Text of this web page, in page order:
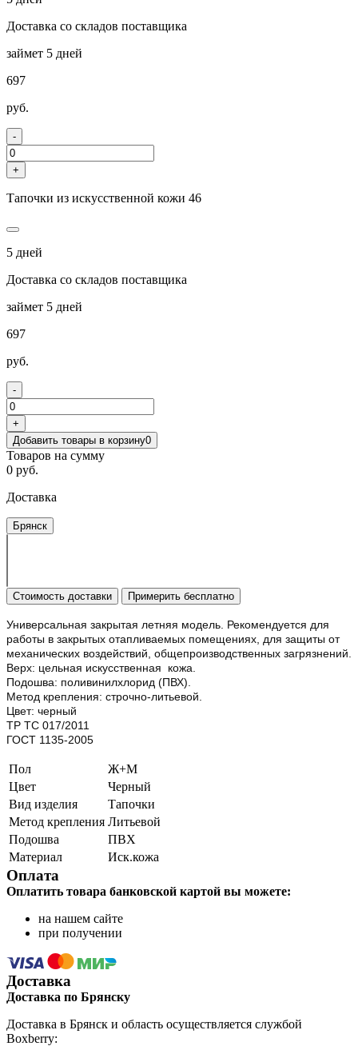
Доставка со складов поставщика
займет 5 дней
697
руб.
-
+
Тапочки из искусственной кожи 46
5 дней
Доставка со складов поставщика
займет 5 дней
697
руб.
-
+
Добавить товары в корзину0
Товаров на сумму
0 руб.
Доставка
Брянск
Стоимость доставки Примерить бесплатно
Универсальная закрытая летняя модель. Рекомендуется для
работы в закрытых отапливаемых помещениях, для защиты от
механических воздействий, общепроизводственных загрязнений.
Верх: цельная искусственная кожа.
Подошва: поливинилхлорид (ПВХ).
Метод крепления: строчно-литьевой.
Цвет: черный
ТР ТС 017/2011
ГОСТ 1135-2005
Пол
Ж+М
Цвет
Черный
Вид изделия
Тапочки
Метод крепления Литьевой
Подошва
ПВХ
Материал
Иск.кожа
Оплата
Оплатить товара банковской картой вы можете:
на нашем сайте
при получении
Доставка
Доставка по Брянску
Доставка в Брянск и область осуществляется службой
Boxberry: